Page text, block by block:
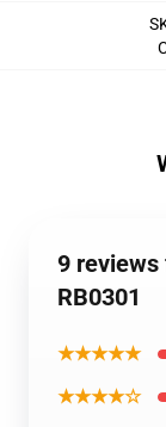
9 reviews
RB0301
★★★★★
★★★★☆